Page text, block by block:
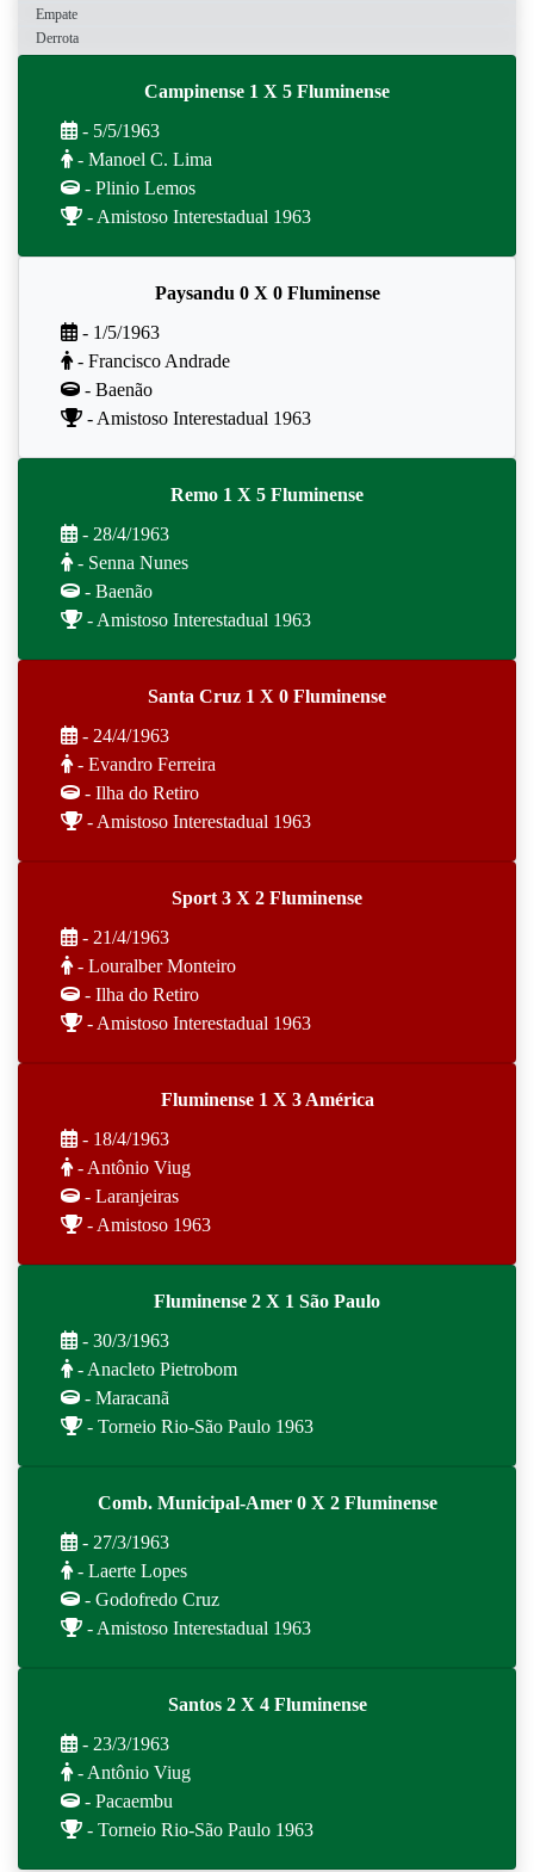
Empate
Derrota
Campinense 1 X 5 Fluminense
- 5/5/1963
- Manoel C. Lima
- Plinio Lemos
- Amistoso Interestadual 1963
Paysandu 0 X 0 Fluminense
- 1/5/1963
- Francisco Andrade
- Baenão
- Amistoso Interestadual 1963
Remo 1 X 5 Fluminense
- 28/4/1963
- Senna Nunes
- Baenão
- Amistoso Interestadual 1963
Santa Cruz 1 X 0 Fluminense
- 24/4/1963
- Evandro Ferreira
- Ilha do Retiro
- Amistoso Interestadual 1963
Sport 3 X 2 Fluminense
- 21/4/1963
- Louralber Monteiro
- Ilha do Retiro
- Amistoso Interestadual 1963
Fluminense 1 X 3 América
- 18/4/1963
- Antônio Viug
- Laranjeiras
- Amistoso 1963
Fluminense 2 X 1 São Paulo
- 30/3/1963
- Anacleto Pietrobom
- Maracanã
- Torneio Rio-São Paulo 1963
Comb. Municipal-Amer 0 X 2 Fluminense
- 27/3/1963
- Laerte Lopes
- Godofredo Cruz
- Amistoso Interestadual 1963
Santos 2 X 4 Fluminense
- 23/3/1963
- Antônio Viug
- Pacaembu
- Torneio Rio-São Paulo 1963